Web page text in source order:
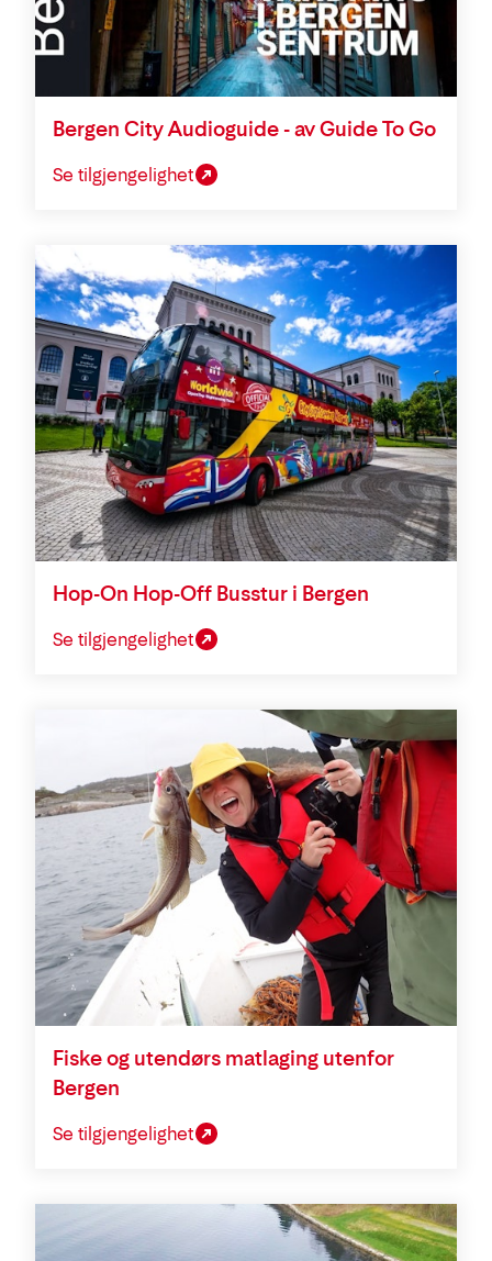
Bergen City Audioguide - av Guide To Go
Se tilgjengelighet
Hop-On Hop-Off Busstur i Bergen
Se tilgjengelighet
Fiske og utendørs matlaging utenfor
Bergen
Se tilgjengelighet